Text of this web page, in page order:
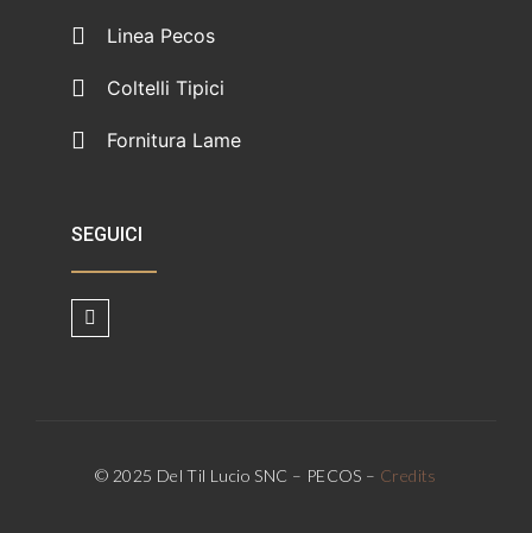
Linea Pecos
Coltelli Tipici
Fornitura Lame
SEGUICI
© 2025 Del Til Lucio SNC – PECOS – Credits